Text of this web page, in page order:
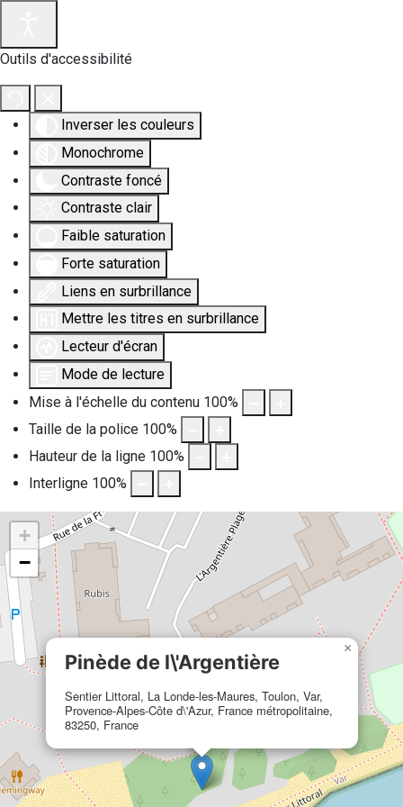
Outils d'accessibilité
Inverser les couleurs
Monochrome
Contraste foncé
Contraste clair
Faible saturation
Forte saturation
Liens en surbrillance
Mettre les titres en surbrillance
Lecteur d'écran
Mode de lecture
Mise à l'échelle du contenu 100%
Taille de la police 100%
Hauteur de la ligne 100%
Interligne 100%
Pinède de l\'Argentière
Sentier Littoral, La Londe-les-Maures, Toulon, Var,
Provence-Alpes-Côte d\'Azur, France métropolitaine,
83250, France
×
+
−